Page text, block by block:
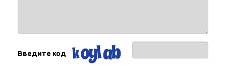
Введите код